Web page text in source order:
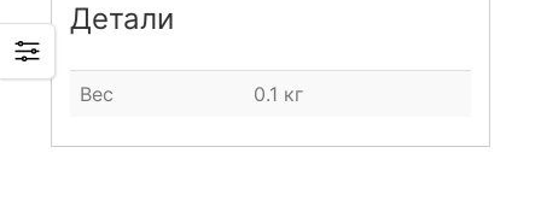
Детали
Вес 0.1 кг